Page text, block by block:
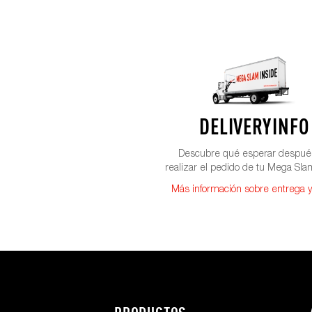
DELIVERY INFO
Descubre qué esperar
realizar el pedido de tu Mega
Más información sobre entrega